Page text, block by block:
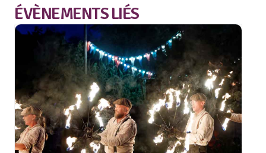
ÉVÈNEMENTS LIÉS